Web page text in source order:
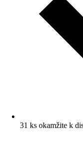
31 ks okamžite k